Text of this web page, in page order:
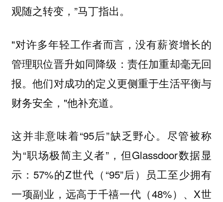
观随之转变，”马丁指出。
"对许多年轻工作者而言，没有薪资增长的
管理职位晋升如同降级：责任加重却毫无回
报。他们对成功的定义更侧重于生活平衡与
财务安全，"他补充道。
这并非意味着“95后”缺乏野心。尽管被称
为“职场极简主义者”，但Glassdoor数据显
示：57%的Z世代（“95”后）员工至少拥有
一项副业，远高于千禧一代（48%）、X世